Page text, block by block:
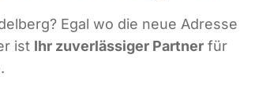
Egal wo die neue Adresse
ist Ihr zuverlässiger Partner für